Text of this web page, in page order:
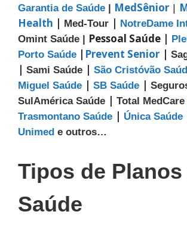
Garantia de Saúde | MedSênior |
Health | Med-Tour | NotreDame
Omint Saúde | Pessoal Saúde |
Porto Saúde | Prevent Senior |
| Sami Saúde | São Cristóvão
Miguel Saúde | SB Saúde |
SulAmérica Saúde | Total MedCare
Trasmontano Saúde | Única Saúde
Unimed e outros…
Tipos de Planos
Saúde